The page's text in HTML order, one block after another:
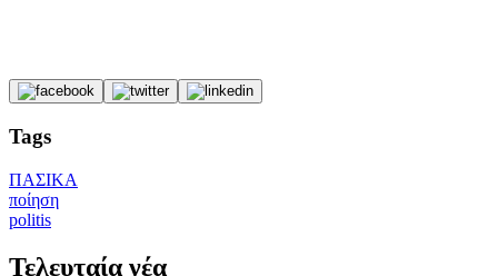
Tags
ΠΑΣΙΚΑ
ποίηση
politis
Τελευταία νέα